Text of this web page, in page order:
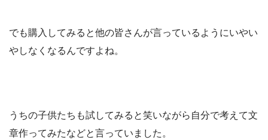
でも購入してみると他の皆さんが言っているようにいやい
やしなくなるんですよね。
うちの子供たちも試してみると笑いながら自分で考えて文
章作ってみたなどと言っていました。